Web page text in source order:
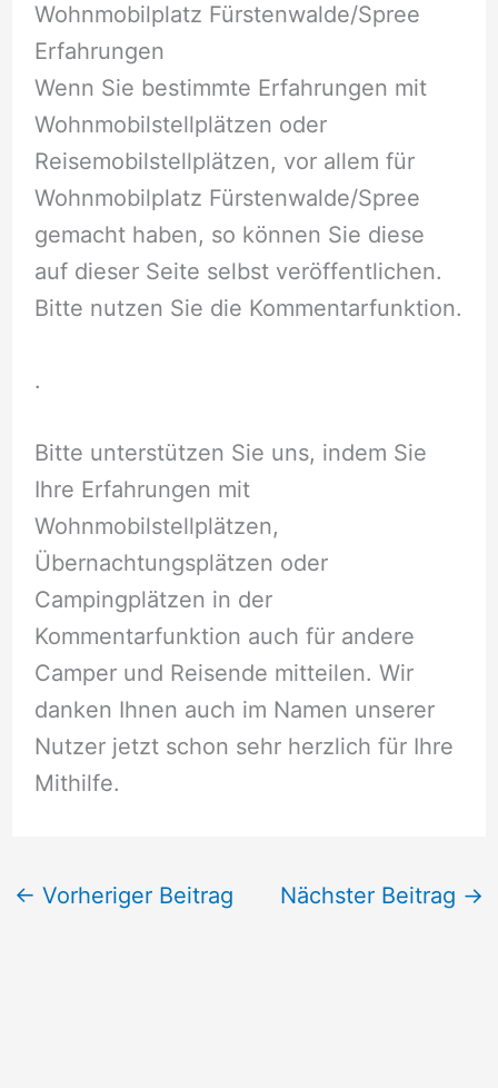
Wohnmobilplatz Fürstenwalde/Spree
Erfahrungen
Wenn Sie bestimmte Erfahrungen mit
Wohnmobilstellplätzen oder
Reisemobilstellplätzen, vor allem für
Wohnmobilplatz Fürstenwalde/Spree
gemacht haben, so können Sie diese
auf dieser Seite selbst veröffentlichen.
Bitte nutzen Sie die Kommentarfunktion.
.
Bitte unterstützen Sie uns, indem Sie
Ihre Erfahrungen mit
Wohnmobilstellplätzen,
Übernachtungsplätzen oder
Campingplätzen in der
Kommentarfunktion auch für andere
Camper und Reisende mitteilen. Wir
danken Ihnen auch im Namen unserer
Nutzer jetzt schon sehr herzlich für Ihre
Mithilfe.
← Vorheriger Beitrag Nächster Beitrag →